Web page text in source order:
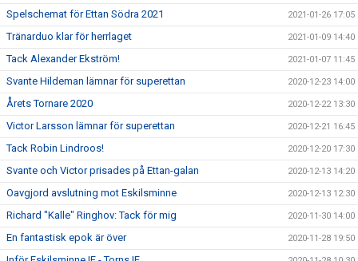
Spelschemat för Ettan Södra 2021 2021-01-26 17:05
Tränarduo klar för herrlaget 2021-01-09 14:40
Tack Alexander Ekström! 2021-01-07 11:45
Svante Hildeman lämnar för superettan 2020-12-23 14:00
Årets Tornare 2020 2020-12-22 13:30
Victor Larsson lämnar för superettan 2020-12-21 16:45
Tack Robin Lindroos! 2020-12-20 17:30
Svante och Victor prisades på Ettan-galan 2020-12-13 14:20
Oavgjord avslutning mot Eskilsminne 2020-12-13 12:30
Richard "Kalle" Ringhov: Tack för mig 2020-11-30 14:00
En fantastisk epok är över 2020-11-28 19:50